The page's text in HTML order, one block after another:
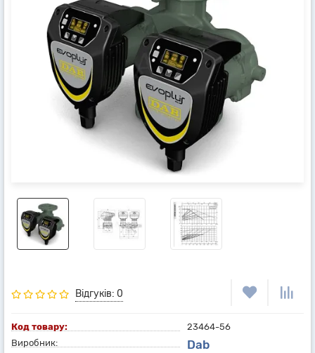
Відгуків: 0
Код товару:
23464-56
Виробник:
Dab